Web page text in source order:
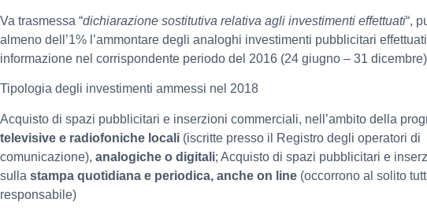
Va trasmessa “dichiarazione sostitutiva relativa agli investimenti effettuati“,
almeno dell’1% l’ammontare degli analoghi investimenti pubblicitari
informazione nel corrispondente periodo del 2016 (24 giugno – 31 dicembre)
Tipologia degli investimenti ammessi nel 2018
Acquisto di spazi pubblicitari e inserzioni commerciali, nell’ambito della
televisive e radiofoniche locali (iscritte presso il Registro degli operatori di
comunicazione), analogiche o digitali; Acquisto di spazi pubblicitari e
sulla stampa quotidiana e periodica, anche on line (occorrono al solito
responsabile)